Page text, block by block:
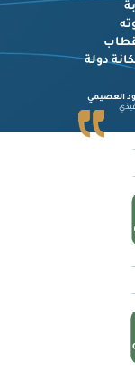
دولة
العصيمي